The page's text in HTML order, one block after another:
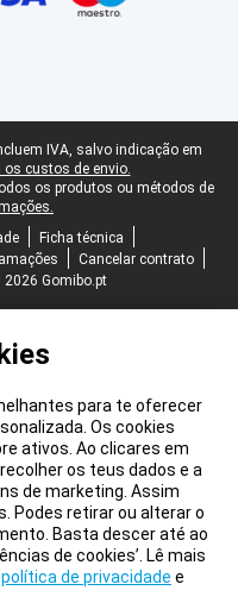
IVA, salvo indicação em
os custos de envio.
os produtos ou métodos de
Ficha técnica
Cancelar contrato
2026 Gomibo.pt
para te oferecer
Os cookies
ativos. Ao clicares em
os teus dados e a
de marketing. Assim
Podes retirar ou alterar o
Basta descer até ao
de cookies’. Lê mais
política de privacidade e